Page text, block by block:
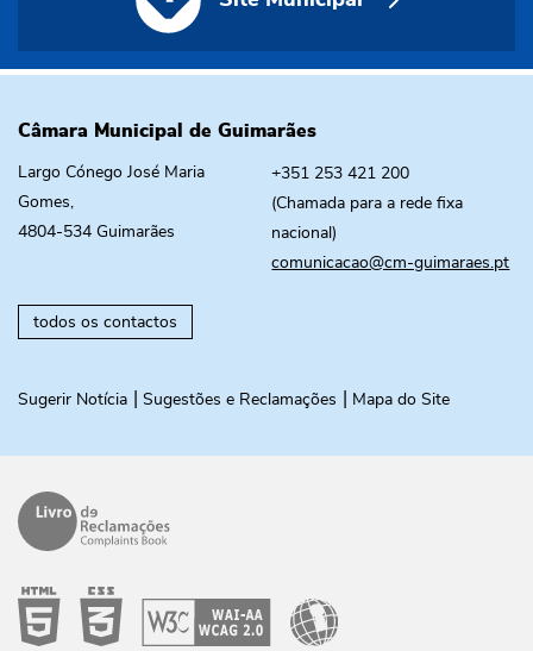
Câmara Municipal de Guimarães
Largo Cónego José Maria
Gomes,
4804-534 Guimarães
+351 253 421 200
(Chamada para a rede fixa
nacional)
comunicacao@cm-guimaraes.pt
todos os contactos
Sugerir Notícia Sugestões e Reclamações Mapa do Site